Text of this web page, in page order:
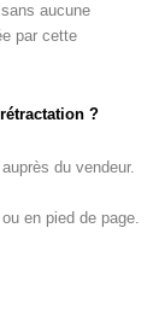
aucune
par cette
?
du vendeur.
en pied de page.